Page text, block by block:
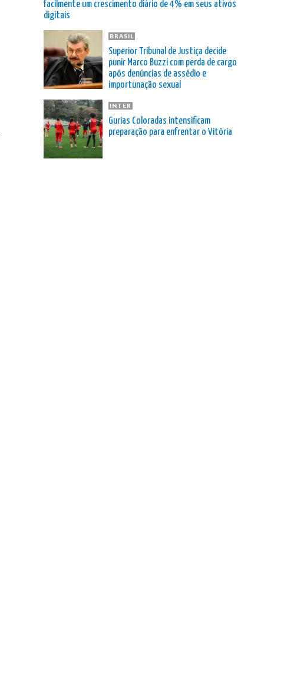
facilmente um crescimento diário de 4% em seus ativos
digitais
BRASIL
Superior Tribunal de Justiça decide
punir Marco Buzzi com perda de cargo
após denúncias de assédio e
importunação sexual
INTER
Gurias Coloradas intensificam
preparação para enfrentar o Vitória